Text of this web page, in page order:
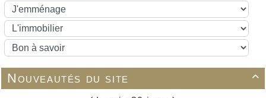

Nouveautés du site